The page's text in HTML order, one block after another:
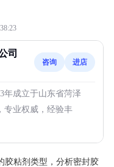
司
咨询 进店
年成立于山东省菏泽
专业权威，经验丰
胶粘剂类型，分析密封胶